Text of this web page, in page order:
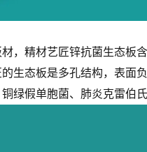
，精材艺匠锌抗菌生态板
生态板是多孔结构，表面
绿假单胞菌、肺炎克雷伯